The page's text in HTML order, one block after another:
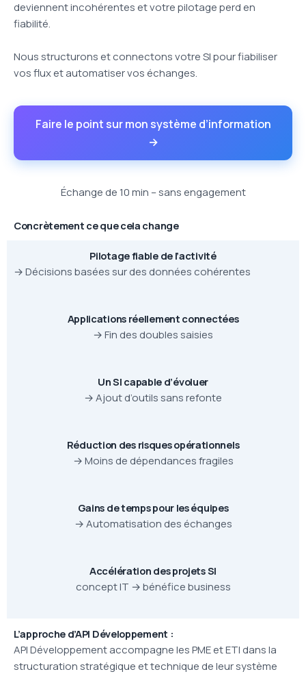
deviennent incohérentes et votre pilotage perd en
fiabilité.
Nous structurons et connectons votre SI pour fiabiliser
vos flux et automatiser vos échanges.
Faire le point sur mon système d’information
→
Échange de 10 min – sans engagement
Concrètement ce que cela change
Pilotage fiable de l’activité
→ Décisions basées sur des données cohérentes
Applications réellement connectées
→ Fin des doubles saisies
Un SI capable d’évoluer
→ Ajout d’outils sans refonte
Réduction des risques opérationnels
→ Moins de dépendances fragiles
Gains de temps pour les équipes
→ Automatisation des échanges
Accélération des projets SI
concept IT → bénéfice business
L’approche d’API Développement :
API Développement accompagne les PME et ETI dans la
structuration stratégique et technique de leur système